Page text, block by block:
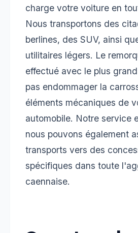
charge votre voiture en
Nous transportons des
berlines, des SUV, ainsi
utilitaires légers. Le
effectué avec le plus
pas endommager la
éléments mécaniques de
automobile. Notre service
nous pouvons également
transports vers des
spécifiques dans toute
caennaise.